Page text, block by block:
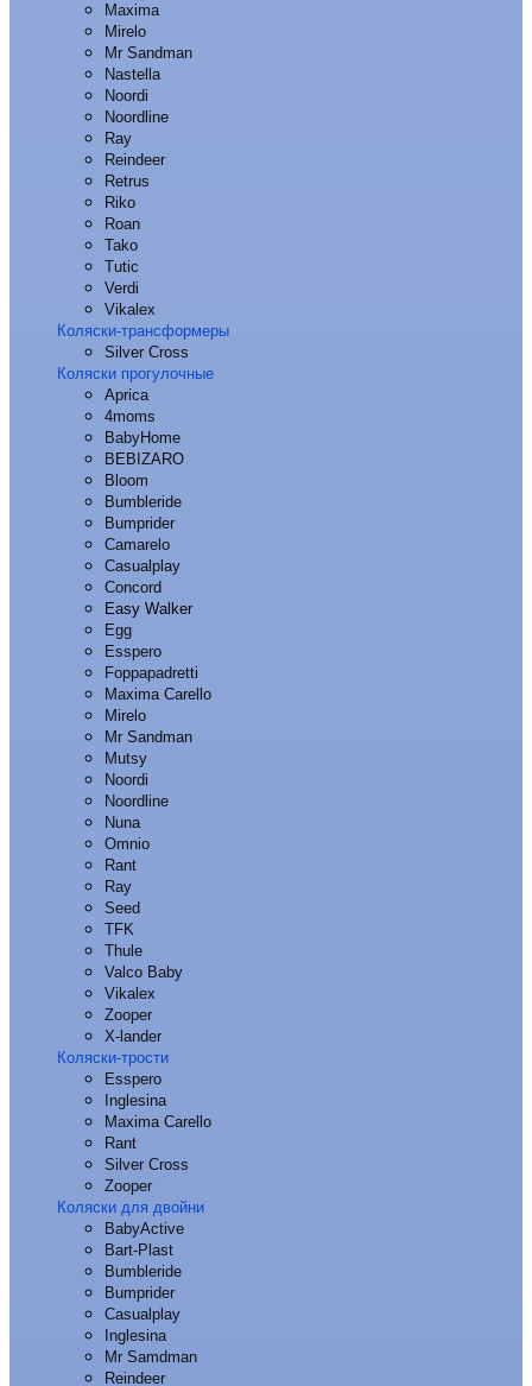
Maxima
Mirelo
Mr Sandman
Nastella
Noordi
Noordline
Ray
Reindeer
Retrus
Riko
Roan
Tako
Tutic
Verdi
Vikalex
Коляски-трансформеры
Silver Cross
Коляски прогулочные
Aprica
4moms
BabyHome
BEBIZARO
Bloom
Bumbleride
Bumprider
Camarelo
Casualplay
Concord
Easy Walker
Egg
Esspero
Foppapadretti
Maxima Carello
Mirelo
Mr Sandman
Mutsy
Noordi
Noordline
Nuna
Omnio
Rant
Ray
Seed
TFK
Thule
Valco Baby
Vikalex
Zooper
X-lander
Коляски-трости
Esspero
Inglesina
Maxima Carello
Rant
Silver Cross
Zooper
Коляски для двойни
BabyActive
Bart-Plast
Bumbleride
Bumprider
Casualplay
Inglesina
Mr Samdman
Reindeer